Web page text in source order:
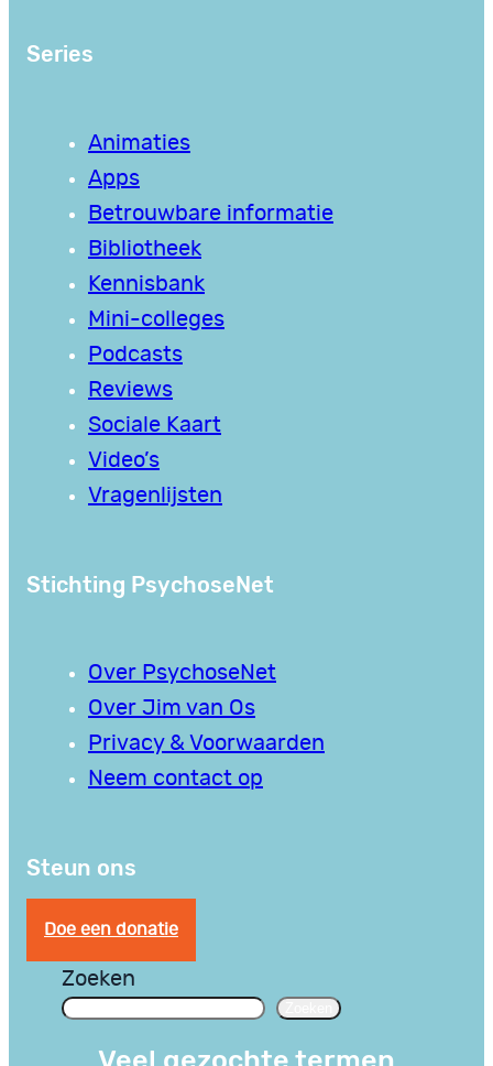
Series
Animaties
Apps
Betrouwbare informatie
Bibliotheek
Kennisbank
Mini-colleges
Podcasts
Reviews
Sociale Kaart
Video’s
Vragenlijsten
Stichting PsychoseNet
Over PsychoseNet
Over Jim van Os
Privacy & Voorwaarden
Neem contact op
Steun ons
Doe een donatie
Zoeken